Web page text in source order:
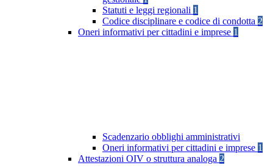
Statuti e leggi regionali 1
Codice disciplinare e codice di condotta 2
Oneri informativi per cittadini e imprese 1
Scadenzario obblighi amministrativi
Oneri informativi per cittadini e imprese 1
Attestazioni OIV o struttura analoga 2